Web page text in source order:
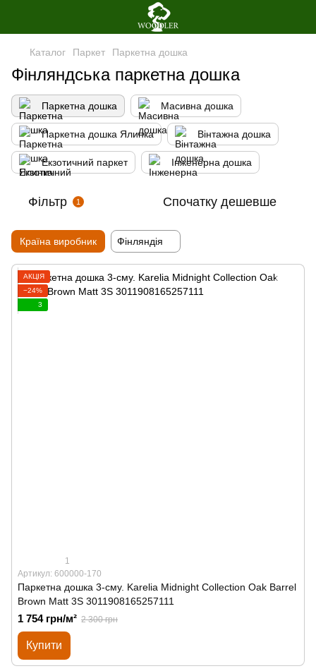
Каталог Паркет Паркетна дошка
Фінляндська паркетна дошка
Паркетна дошка Масивна дошка
Паркетна дошка Ялинка Вінтажна дошка
Екзотичний паркет Інженерна дошка
Фільтр 1 Спочатку дешевше
Країна виробник Фінляндія
АКЦІЯ
−24%
3
1
Артикул: 600000-170
Паркетна дошка 3-сму. Karelia Midnight Collection Oak Barrel
Brown Matt 3S 3011908165257111
1 754 грн/м² 2 300 грн
Купити